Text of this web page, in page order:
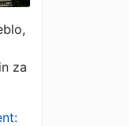
za